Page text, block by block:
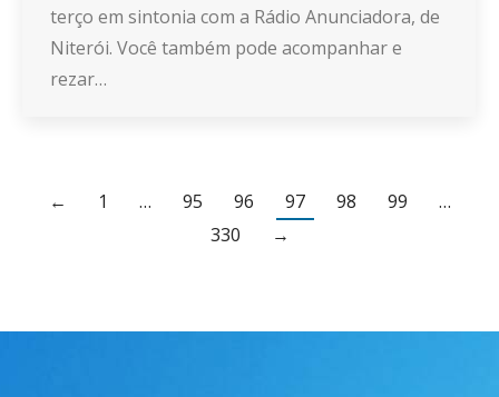
terço em sintonia com a Rádio Anunciadora, de
Niterói. Você também pode acompanhar e
rezar…
← 1 … 95 96 97 98 99
…
330
→